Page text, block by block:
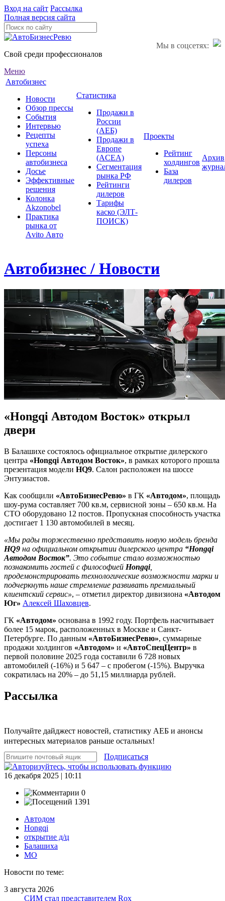
Вход на сайт Рассылка
Полная версия сайта
Мы в соцсетях:
Свой среди профессионалов
Меню
Автобизнес
Новости
Обзор прессы
События
Интервью
Рецепты
успеха
Персоны
автобизнеса
Досье
Эффективные
решения
Колонка
Akzonobel
Практика
рынка от
Аvito Авто
Статистика
Продажи в
России
(АЕБ)
Продажи в
Европе
(ACEA)
Сегментация
рынка РФ
Рейтинги
дилеров
Тарифы
каско (ЭЛТ-
ПОИСК)
Проекты
Рейтинг
холдингов
База
дилеров
Архив
Автобизнес / Новости
«Hongqi Автодом Восток» открыл
двери
В Балашихе состоялось официальное открытие дилерского
центра «Hongqi Автодом Восток», в рамках которого прошла
презентация модели HQ9. Салон расположен на шоссе
Энтузиастов.
Как сообщили «АвтоБизнесРевю» в ГК «Автодом», площадь
шоу-рума составляет 700 кв.м, сервисной зоны – 650 кв.м. На
СТО оборудовано 12 постов. Пропускная способность участка
достигает 1 130 автомобилей в месяц.
«Мы рады торжественно представить новую модель бренда
HQ9 на официальном открытии дилерского центра “Hongqi
Автодом Восток”. Это событие стало возможностью
познакомить гостей с философией Hongqi,
продемонстрировать технологические возможности марки и
подчеркнуть наше стремление развивать премиальный
клиентский сервис», – отметил директор дивизиона «Автодом
Юг» Алексей Шаховцев.
ГК «Автодом» основана в 1992 году. Портфель насчитывает
более 15 марок, расположенных в Москве и Санкт-
Петербурге. По данным «АвтоБизнесРевю», суммарные
продажи холдингов «Автодом» и «АвтоСпецЦентр» в
первой половине 2025 года составили 6 728 новых
автомобилей (-16%) и 5 647 – с пробегом (-15%). Выручка
сократилась на 20% – до 51,15 миллиарда рублей.
Рассылка
Получайте дайджест новостей, статистику АЕБ и анонсы
интересных материалов раньше остальных!
Подписаться
16 декабря 2025 | 10:11
0
1391
Автодом
Hongqi
открытие д/ц
Балашиха
МО
Новости по теме:
3 августа 2026
СИМ стал представителем Rox